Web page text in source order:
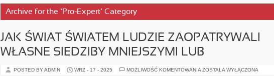
Archive for the ‘Pro-Expert’ Category
JAK ŚWIAT ŚWIATEM LUDZIE ZAOPATRYWALI
WŁASNE SIEDZIBY MNIEJSZYMI LUB
POSTED BY ADMIN WRZ - 17 - 2025 MOŻLIWOŚĆ KOMENTOWANIA JAK
ZOSTAŁA WYŁĄCZONA